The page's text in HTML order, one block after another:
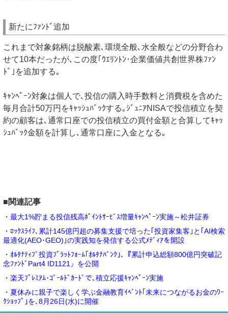
新たにﾌｧﾝﾄﾞ追加
これまで対象銘柄は脱酸素､環境全般､水全般などの分野合わ
せて10本だったが､この度｢ｳｴﾘﾝﾄﾝ･企業価値共創世界株ﾌｧﾝ
ﾄﾞ｣を追加する｡
ｷｬﾝﾍﾟｰﾝ対象は個人で､投信の購入時手数料と消費税を含めた
毎月合計50万円をｷｬｯｼｭﾊﾞｯｸする｡ｼﾞｭﾆｱNISAで投信積立を契
約の顧客は､通常口座での投信積立の買付金額と合算してｷｬｯ
ｼｭﾊﾞｯｸ金額を計算し､通常口座に入金となる｡
■関連記事
・最大1%貯まる投信残高ﾎﾟｲﾝﾄｻｰﾋﾞｽ増量ｷｬﾝﾍﾟｰﾝ実施～松井証券
・ﾛｯｸｽﾗｲﾌ､累計145億円超の募集支援で培った｢投資家集客｣と｢AI検索
最適化(AEO･GEO)｣の実践知を発信する公式ﾒﾃﾞｨｱを開設
・ｵﾙﾀﾅﾃｨﾌﾞ投資ﾌﾟﾗｯﾄﾌｫｰﾑ｢ｵﾙﾀﾅﾊﾞﾝｸ｣､『累計申込総額800億円突破記
念ﾌｧﾝﾄﾞPart4 ID1121』を公開
・楽天ﾌﾟﾚﾐｱﾑ･ｺﾞｰﾙﾄﾞｶｰﾄﾞで､積立応援ｷｬﾝﾍﾟｰﾝ実施
・夏休みに親子で楽しく学ぶ金融教育ｲﾍﾞﾝﾄ｢未来につながるお金のﾜｰ
ｸｼｮｯﾌﾟ｣を､8月26日(水)に開催